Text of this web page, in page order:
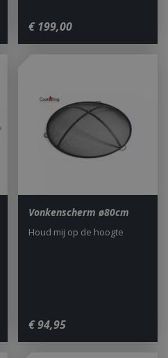
€ 199,00
Vonkenscherm ø80cm
€ 94,95
Houd mij op de hoogte